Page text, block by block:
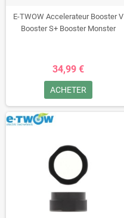
E-TWOW Accelerateur Booster V
Booster S+ Booster Monster
34,99 €
ACHETER